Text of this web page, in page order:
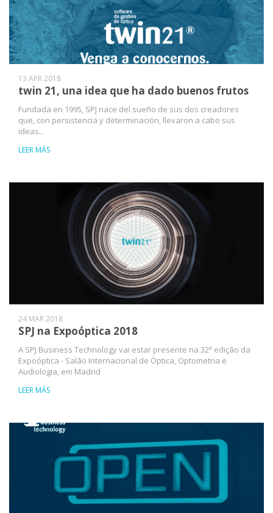
13 APR 2018
twin 21, una idea que ha dado buenos frutos
Fundada en 1995, SPJ nace del sueño de sus dos creadores
que, con persistencia y determinación, llevaron a cabo sus
ideas...
LEER MÁS
24 MAR 2018
SPJ na Expoóptica 2018
A SPJ Business Technology vai estar presente na 32ª edição da
Expoóptica - Salão Internacional de Óptica, Optometria e
Audiologia, em Madrid
LEER MÁS